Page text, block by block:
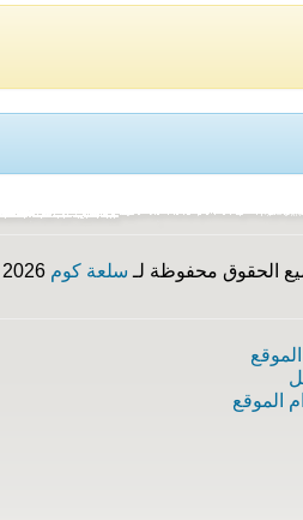
الحقوق محفوظة لـ سلعة كوم
الموقع